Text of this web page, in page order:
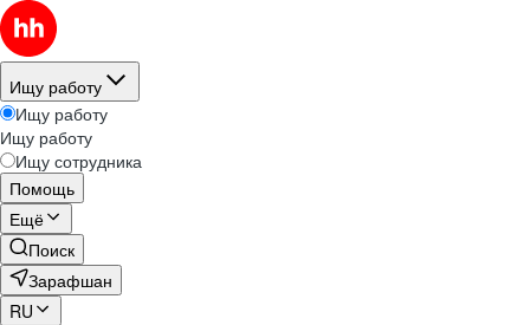
Ищу работу
Ищу работу
Ищу работу
Ищу сотрудника
Помощь
Ещё
Поиск
Зарафшан
RU